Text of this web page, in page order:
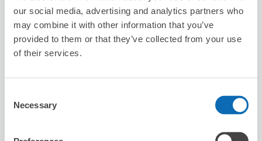
our social media, advertising and analytics partners who
may combine it with other information that you’ve
provided to them or that they’ve collected from your use
of their services.
Selection
Necessary
この店舗を予約する
Ｇｒａｖｉｔｙ Ｚｅｒｏ 整体 新宿南
口店【グラビティゼロ】